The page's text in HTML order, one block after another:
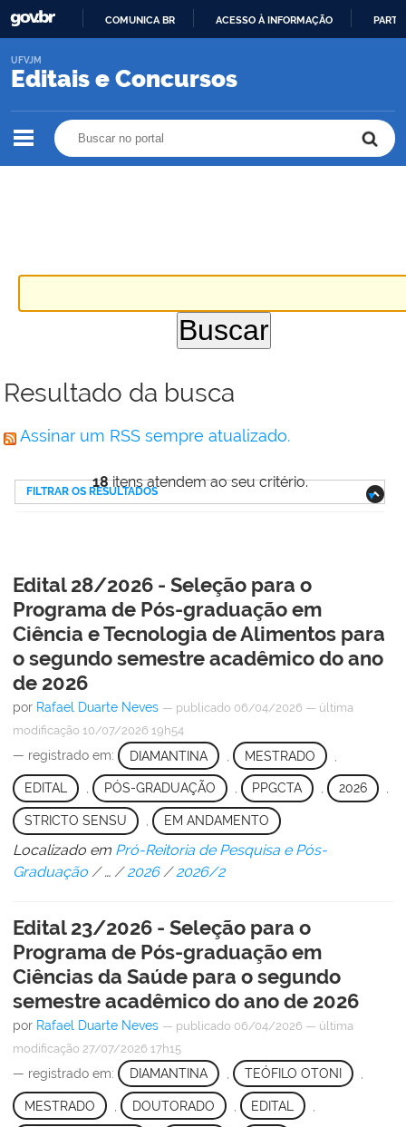
O
COMUNICA BR ACESSO À INFORMAÇÃO
Editais e Concursos
UFVJM
Resultado da busca
Assinar um RSS sempre atualizado.
18itens atendem ao seu critério.
FILTRAR OS RESULTADOS
Edital 28/2026 - Seleção para o
Programa de Pós-graduação em
Ciência e Tecnologia de Alimentos para
o segundo semestre acadêmico do ano
de 2026
por Rafael Duarte Neves — publicado 06/04/2026 — última
modificação 10/07/2026 19h54
— registrado em: DIAMANTINA MESTRADO
EDITAL , PÓS-GRADUAÇÃO , PPGCTA , 2026 ,
STRICTO SENSU EM ANDAMENTO
Localizado em Pró-Reitoria de Pesquisa e Pós-
Graduação /… /2026 /2026/2
Edital 23/2026 - Seleção para o
Programa de Pós-graduação em
Ciências da Saúde para o segundo
semestre acadêmico do ano de 2026
por Rafael Duarte Neves — publicado 06/04/2026 — última
modificação 27/07/2026 17h15
— registrado em: DIAMANTINA TEÓFILO OTONI
MESTRADO DOUTORADO EDITAL